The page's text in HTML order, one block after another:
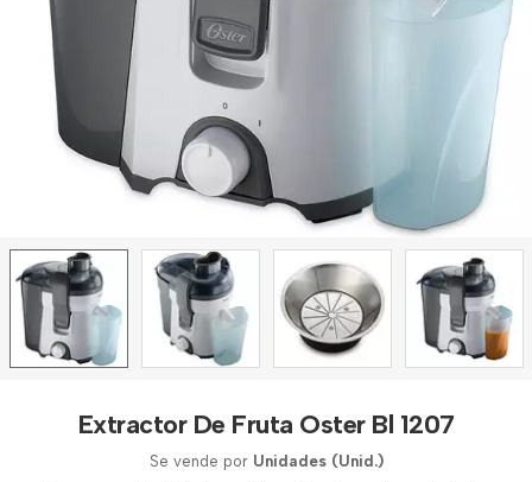
Extractor De Fruta Oster Bl 1207
Se vende por Unidades (Unid.)